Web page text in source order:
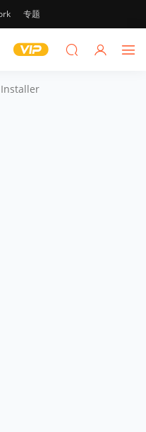
专题
Installer